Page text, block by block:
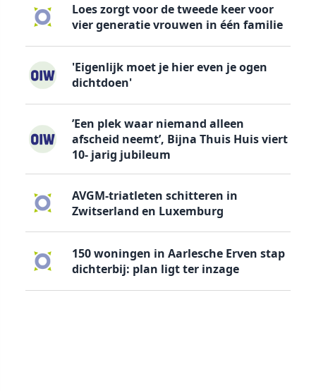
Loes zorgt voor de tweede keer voor
vier generatie vrouwen in één familie
'Eigenlijk moet je hier even je ogen
dichtdoen'
’Een plek waar niemand alleen
afscheid neemt’, Bijna Thuis Huis viert
10- jarig jubileum
AVGM-triatleten schitteren in
Zwitserland en Luxemburg
150 woningen in Aarlesche Erven stap
dichterbij: plan ligt ter inzage